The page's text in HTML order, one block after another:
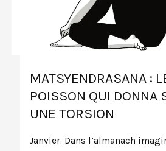
MATSYENDRASANA :
POISSON QUI DONNA
UNE TORSION
Janvier. Dans l’almanach